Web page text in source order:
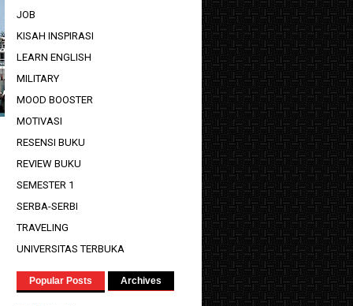
JOB
KISAH INSPIRASI
LEARN ENGLISH
MILITARY
MOOD BOOSTER
MOTIVASI
RESENSI BUKU
REVIEW BUKU
SEMESTER 1
SERBA-SERBI
TRAVELING
UNIVERSITAS TERBUKA
Popular Posts Archives